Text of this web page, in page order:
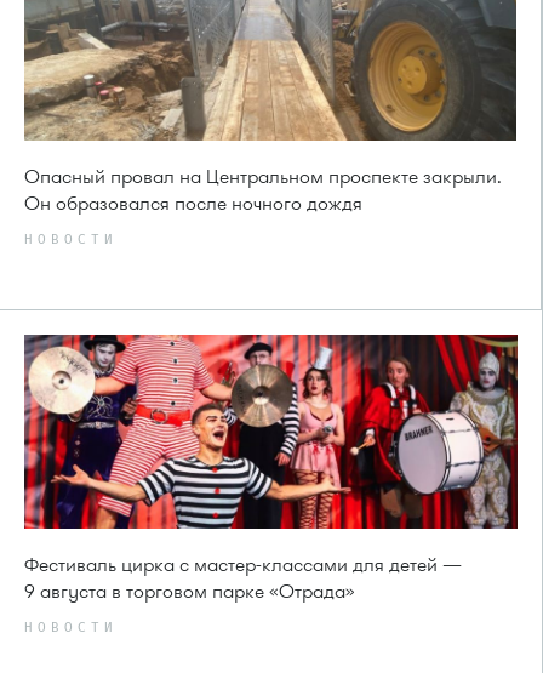
Опасный провал на Центральном проспекте закрыли.
Он образовался после ночного дождя
НОВОСТИ
Фестиваль цирка с мастер-классами для детей —
9 августа в торговом парке «Отрада»
НОВОСТИ